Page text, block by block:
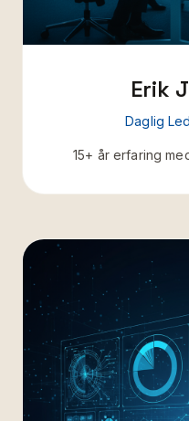
Erik
Daglig
15+ år erfaring